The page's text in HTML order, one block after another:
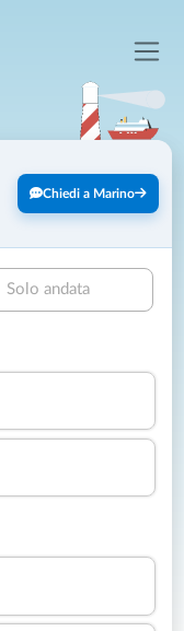
Chiedi a Marino
Solo andata